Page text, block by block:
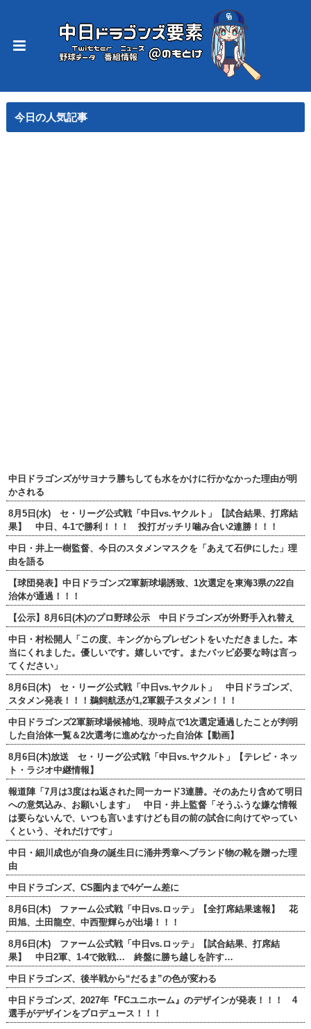
今日の人気記事
中日ドラゴンズがサヨナラ勝ちしても水をかけに行かなかった理由が明
かされる
8月5日(水) セ・リーグ公式戦「中日vs.ヤクルト」【試合結果、打席結
果】 中日、4-1で勝利！！！ 投打ガッチリ噛み合い2連勝！！！
中日・井上一樹監督、今日のスタメンマスクを「あえて石伊にした」理
由を語る
【球団発表】中日ドラゴンズ2軍新球場誘致、1次選定を東海3県の22自
治体が通過！！！
【公示】8月6日(木)のプロ野球公示 中日ドラゴンズが外野手入れ替え
中日・村松開人「この度、キングからプレゼントをいただきました。本
当にくれました。優しいです。嬉しいです。またバッピ必要な時は言っ
てください」
8月6日(木) セ・リーグ公式戦「中日vs.ヤクルト」 中日ドラゴンズ、
スタメン発表！！！鵜飼航丞が1,2軍親子スタメン！！！
中日ドラゴンズ2軍新球場候補地、現時点で1次選定通過したことが判明
した自治体一覧＆2次選考に進めなかった自治体【動画】
8月6日(木)放送 セ・リーグ公式戦「中日vs.ヤクルト」【テレビ・ネッ
ト・ラジオ中継情報】
報道陣「7月は3度はね返された同一カード3連勝。そのあたり含めて明日
への意気込み、お願いします」 中日・井上監督「そうふうな嫌な情報
は要らないんで、いつも言いますけども目の前の試合に向けてやってい
くという、それだけです」
中日・細川成也が自身の誕生日に涌井秀章へブランド物の靴を贈った理
由
中日ドラゴンズ、CS圏内まで4ゲーム差に
8月6日(木) ファーム公式戦「中日vs.ロッテ」【全打席結果速報】 花
田旭、土田龍空、中西聖輝らが出場！！！
8月6日(木) ファーム公式戦「中日vs.ロッテ」【試合結果、打席結
果】 中日2軍、1-4で敗戦… 終盤に勝ち越しを許す…
中日ドラゴンズ、後半戦から“だるま”の色が変わる
中日ドラゴンズ、2027年『FCユニホーム』のデザインが発表！！！ 4
選手がデザインをプロデュース！！！